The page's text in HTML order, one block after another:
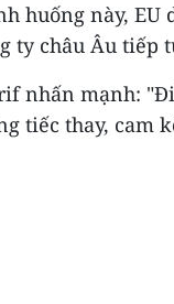
huống này,
ty châu Âu tiếp
nhấn mạnh:
tiếc thay, cam